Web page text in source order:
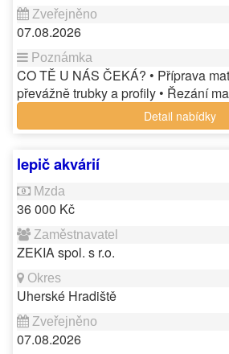
07.08.2026
CO TĚ U NÁS ČEKÁ? • Příprava
převážně trubky a profily • Řezání
Detail nabídky
lepič akvárií
36 000 Kč
ZEKIA spol. s r.o.
Uherské Hradiště
07.08.2026